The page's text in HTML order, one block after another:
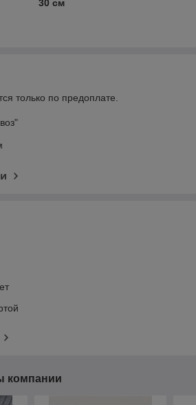
30 см
только по предоплате.
компании